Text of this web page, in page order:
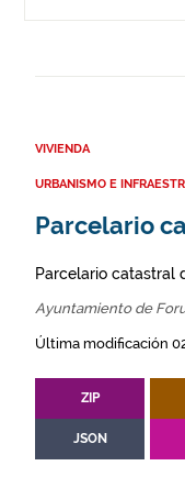
VIVIENDA
URBANISMO E
Parcelario
Parcelario catastral
Ayuntamiento de
Última modificación
ZIP
JSON